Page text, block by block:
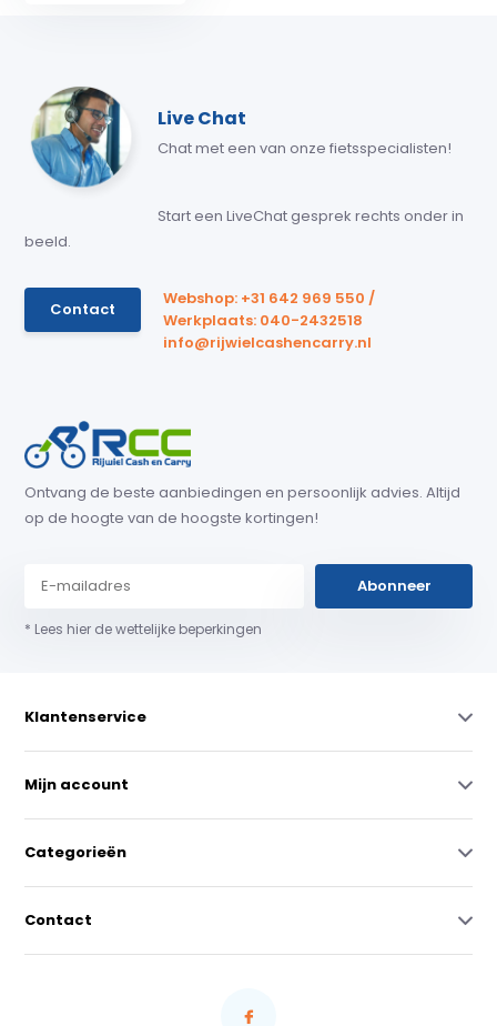
Live Chat
Chat met een van onze fietsspecialisten!
Start een LiveChat gesprek rechts onder in
beeld.
Contact
Webshop: +31 642 969 550 /
Werkplaats: 040-2432518
info@rijwielcashencarry.nl
Ontvang de beste aanbiedingen en persoonlijk advies. Altijd
op de hoogte van de hoogste kortingen!
Abonneer
* Lees hier de wettelijke beperkingen
Klantenservice
Mijn account
Categorieën
Contact